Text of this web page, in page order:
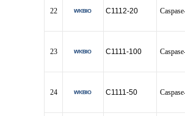
22 C1112-20
23 C1111-100
24 C1111-50